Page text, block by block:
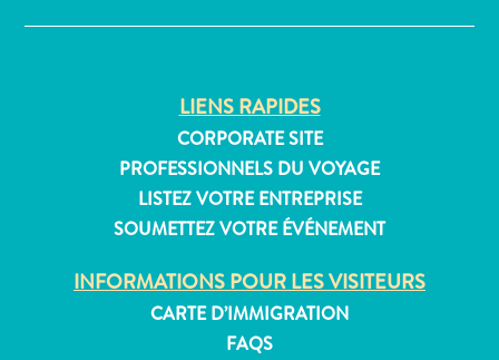
Appartements
LIENS RAPIDES
CORPORATE SITE
PROFESSIONNELS DU VOYAGE
LISTEZ VOTRE ENTREPRISE
SOUMETTEZ VOTRE ÉVÉNEMENT
INFORMATIONS POUR LES VISITEURS
CARTE D’IMMIGRATION
FAQS